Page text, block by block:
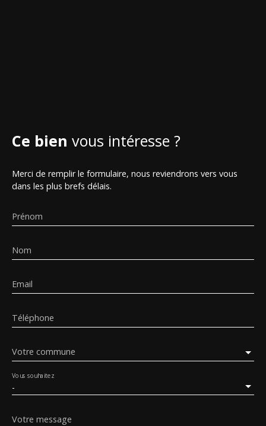
Ce bien vous intéresse ?
Merci de remplir le formulaire, nous reviendrons vers vous
dans les plus brefs délais.
Prénom
Nom
Email
Téléphone
Votre commune
-
Vous souhaitez
Votre message